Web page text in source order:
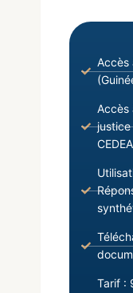
Accès
Accès
justice
Tarif :